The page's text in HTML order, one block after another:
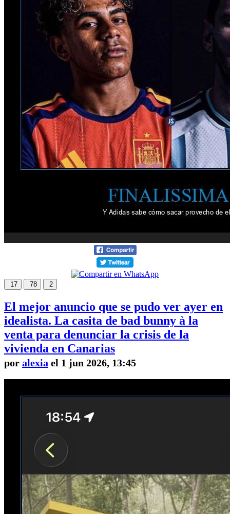
17 78 2
El mejor anuncio que se pudo ver ayer en
idealista. La casita de bad bunny à la
venta para denunciar la crisis de la
vivienda en Canarias
por alexia el 1 jun 2026, 13:45